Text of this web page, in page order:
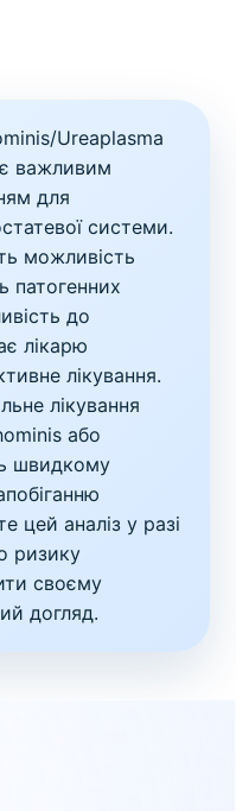
Ureaplasma
є важливим
для
системи.
можливість
патогенних
до
лікарю
лікування.
лікування
або
швидкому
цей аналіз у разі
ризику
своєму
догляд.